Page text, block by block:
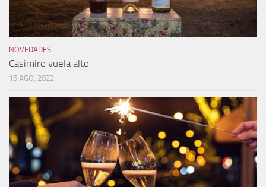
NOVEDADES
Casimiro vuela alto
15 AGO, 2022